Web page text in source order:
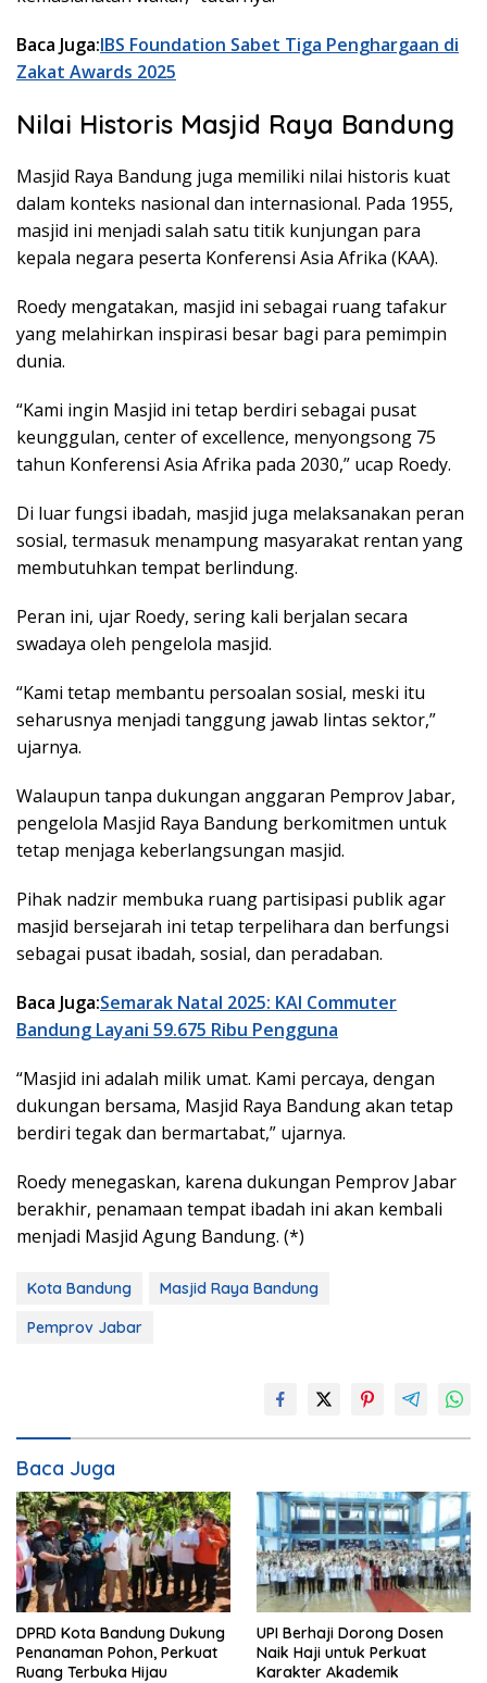
Baca Juga:IBS Foundation Sabet Tiga Penghargaan di
Zakat Awards 2025
Nilai Historis Masjid Raya Bandung
Masjid Raya Bandung juga memiliki nilai historis kuat
dalam konteks nasional dan internasional. Pada 1955,
masjid ini menjadi salah satu titik kunjungan para
kepala negara peserta Konferensi Asia Afrika (KAA).
Roedy mengatakan, masjid ini sebagai ruang tafakur
yang melahirkan inspirasi besar bagi para pemimpin
dunia.
“Kami ingin Masjid ini tetap berdiri sebagai pusat
keunggulan, center of excellence, menyongsong 75
tahun Konferensi Asia Afrika pada 2030,” ucap Roedy.
Di luar fungsi ibadah, masjid juga melaksanakan peran
sosial, termasuk menampung masyarakat rentan yang
membutuhkan tempat berlindung.
Peran ini, ujar Roedy, sering kali berjalan secara
swadaya oleh pengelola masjid.
“Kami tetap membantu persoalan sosial, meski itu
seharusnya menjadi tanggung jawab lintas sektor,”
ujarnya.
Walaupun tanpa dukungan anggaran Pemprov Jabar,
pengelola Masjid Raya Bandung berkomitmen untuk
tetap menjaga keberlangsungan masjid.
Pihak nadzir membuka ruang partisipasi publik agar
masjid bersejarah ini tetap terpelihara dan berfungsi
sebagai pusat ibadah, sosial, dan peradaban.
Baca Juga:Semarak Natal 2025: KAI Commuter
Bandung Layani 59.675 Ribu Pengguna
“Masjid ini adalah milik umat. Kami percaya, dengan
dukungan bersama, Masjid Raya Bandung akan tetap
berdiri tegak dan bermartabat,” ujarnya.
Roedy menegaskan, karena dukungan Pemprov Jabar
berakhir, penamaan tempat ibadah ini akan kembali
menjadi Masjid Agung Bandung. (*)
Kota Bandung
Masjid Raya Bandung
Pemprov Jabar
Baca Juga
DPRD Kota Bandung Dukung
Penanaman Pohon, Perkuat
Ruang Terbuka Hijau
UPI Berhaji Dorong Dosen
Naik Haji untuk Perkuat
Karakter Akademik